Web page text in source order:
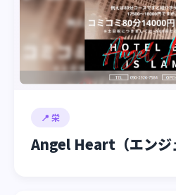
📍 栄
Angel Heart（エンジ